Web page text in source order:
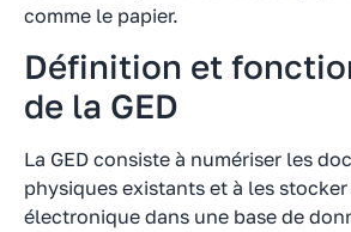
comme le papier.
Définition et
de la GED
La GED consiste à numériser les
physiques existants et à les
électronique dans une base de